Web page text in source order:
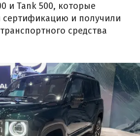
и Tank 500, которые
и получили
средства